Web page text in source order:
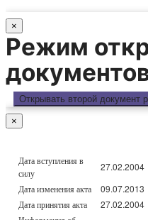
×
Режим
Открывать второй документ
×
Дата вступления в
силу
27.02.2004
Дата изменения акта
09.07.2013
Дата принятия акта
27.02.2004